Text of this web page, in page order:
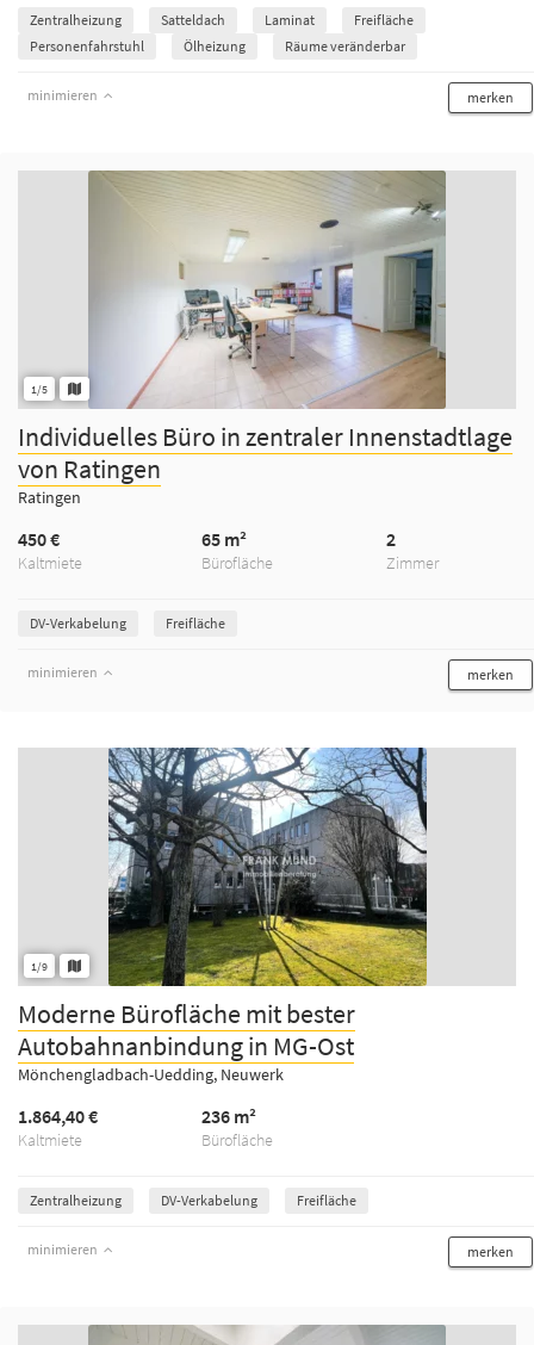
Zentralheizung Satteldach Laminat
Freifläche
Personenfahrstuhl
Ölheizung Räume veränderbar
minimieren merken
1/5
Individuelles Büro in zentraler Innenstadtlage
von Ratingen
Ratingen
Kaltmiete
450 €
Bürofläche
65 m²
Zimmer
2
DV-Verkabelung Freifläche
minimieren merken
1/9
Moderne Bürofläche mit bester
Autobahnanbindung in MG-Ost
Mönchengladbach-Uedding, Neuwerk
Kaltmiete
1.864,40 €
Bürofläche
236 m²
Zentralheizung DV-Verkabelung Freifläche
minimieren merken